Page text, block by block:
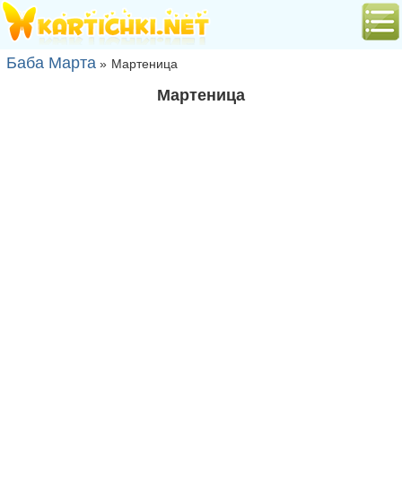
Баба Марта » Мартеница
Мартеница